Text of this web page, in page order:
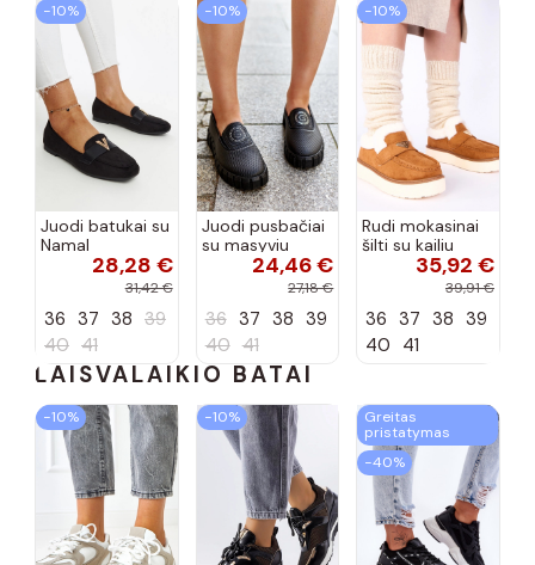
−10%
Juodi batukai su
Namal
dekoracija28,28 €
31,42 €
36 37 38 39
40 41
−10%
Juodi pusbačiai
su masyviu
padu Teska24,46 €
27,18 €
36 37 38 39
40 41
−10%
Rudi mokasinai
šilti su kailiu
35,92 €
39,91 €
36 37 38 39
40 41
LAISVALAIKIO BATAI
−10% −10%
Greitas
pristatymas
−40%